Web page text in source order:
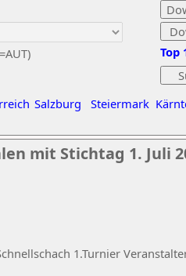
Salzburg Steiermark
Top
mit Stichtag 1. Juli
1.Turnier